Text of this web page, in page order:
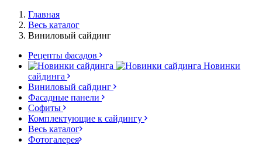
Главная
Весь каталог
Виниловый сайдинг
Рецепты фасадов
Новинки
сайдинга
Виниловый сайдинг
Фасадные панели
Софиты
Комплектующие к сайдингу
Весь каталог
Фотогалерея